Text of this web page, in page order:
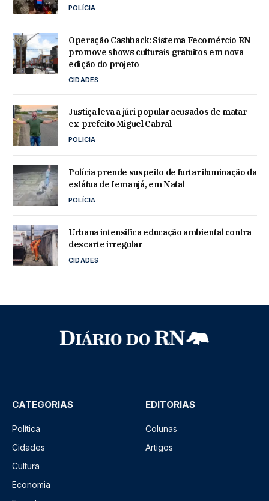
POLÍCIA
Operação Cashback: Sistema Fecomércio RN
promove shows culturais gratuitos em nova
edição do projeto
CIDADES
Justiça leva a júri popular acusados de matar
ex-prefeito Miguel Cabral
POLÍCIA
Polícia prende suspeito de furtar iluminação da
estátua de Iemanjá, em Natal
POLÍCIA
Urbana intensifica educação ambiental contra
descarte irregular
CIDADES
CATEGORIAS
Política
Cidades
Cultura
Economia
EDITORIAS
Colunas
Artigos